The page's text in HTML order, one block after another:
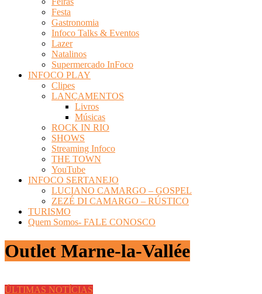
Festa
Gastronomia
Infoco Talks & Eventos
Lazer
Natalinos
Supermercado InFoco
INFOCO PLAY
Clipes
LANÇAMENTOS
Livros
Músicas
ROCK IN RIO
SHOWS
Streaming Infoco
THE TOWN
YouTube
INFOCO SERTANEJO
LUCIANO CAMARGO – GOSPEL
ZEZÉ DI CAMARGO – RÚSTICO
TURISMO
Quem Somos- FALE CONOSCO
Outlet Marne-la-Vallée
ÚLTIMAS NOTÍCIAS